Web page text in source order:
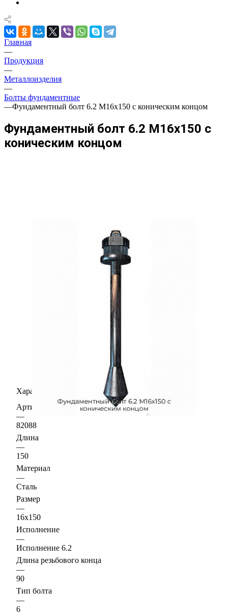
Главная
—
Продукция
—
Металлоизделия
—
Болты фундаментные
—Фундаментный болт 6.2 М16х150 с коническим концом
Фундаментный болт 6.2 М16х150 с
коническим концом
Характеристики
Артикул
—
82088
Длина
—
150
Материал
—
Сталь
Размер
—
16х150
Исполнение
—
Исполнение 6.2
Длина резьбового конца
—
90
Тип болта
—
6